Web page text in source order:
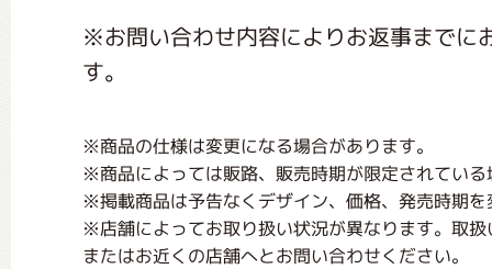
※お問い合わせ内容によりお返事までに
す。
※商品の仕様は変更になる場合があります。
※商品によっては販路、販売時期が限定されてい
※掲載商品は予告なくデザイン、価格、発売時期
※店舗によってお取り扱い状況が異なります。取
またはお近くの店舗へとお問い合わせください。